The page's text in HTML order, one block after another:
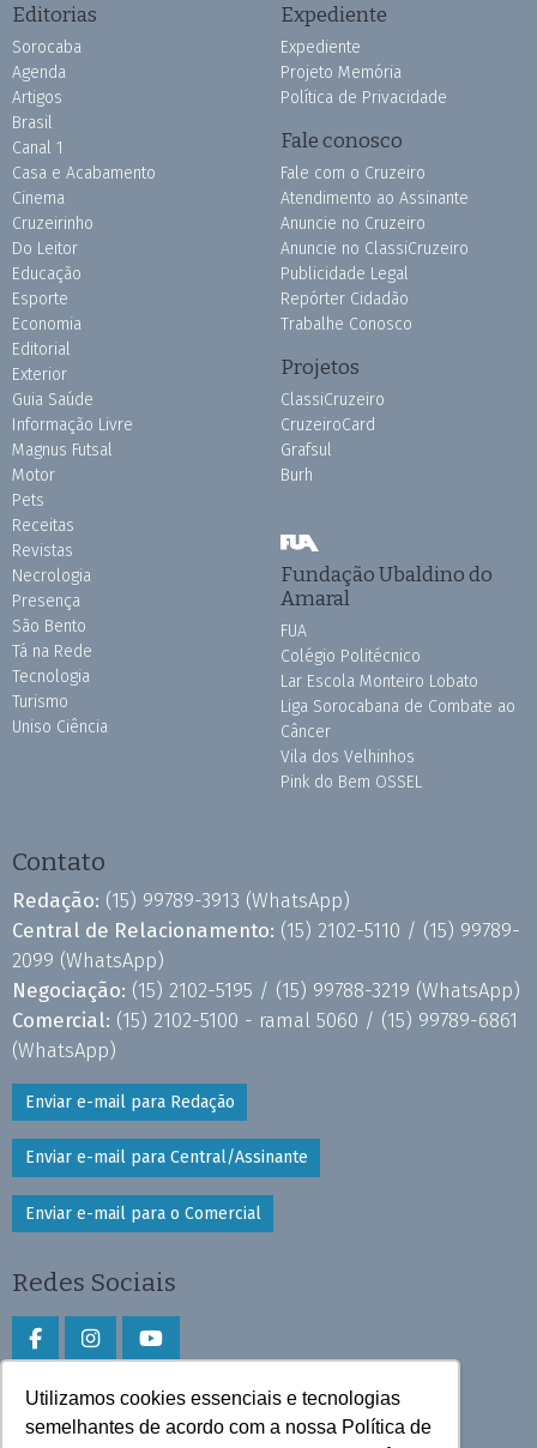
Utilizamos cookies essenciais e tecnologias
semelhantes de acordo com a nossa Política de
Editorias
Sorocaba
Agenda
Artigos
Brasil
Canal 1
Casa e Acabamento
Cinema
Cruzeirinho
Do Leitor
Educação
Esporte
Economia
Editorial
Exterior
Guia Saúde
Informação Livre
Magnus Futsal
Motor
Pets
Receitas
Revistas
Necrologia
Presença
São Bento
Tá na Rede
Tecnologia
Turismo
Uniso Ciência
Expediente
Expediente
Projeto Memória
Política de Privacidade
Fale conosco
Fale com o Cruzeiro
Atendimento ao Assinante
Anuncie no Cruzeiro
Anuncie no ClassiCruzeiro
Publicidade Legal
Repórter Cidadão
Trabalhe Conosco
Projetos
ClassiCruzeiro
CruzeiroCard
Grafsul
Burh
Fundação Ubaldino do
Amaral
FUA
Colégio Politécnico
Lar Escola Monteiro Lobato
Liga Sorocabana de Combate ao
Câncer
Vila dos Velhinhos
Pink do Bem OSSEL
Contato
Redação: (15) 99789-3913 (WhatsApp)
Central de Relacionamento: (15) 2102-5110 / (15) 99789-
2099 (WhatsApp)
Negociação: (15) 2102-5195 / (15) 99788-3219 (WhatsApp)
Comercial: (15) 2102-5100 - ramal 5060 / (15) 99789-6861
(WhatsApp)
Enviar e-mail para Redação
Enviar e-mail para Central/Assinante
Enviar e-mail para o Comercial
Redes Sociais
Faça download do aplicativo